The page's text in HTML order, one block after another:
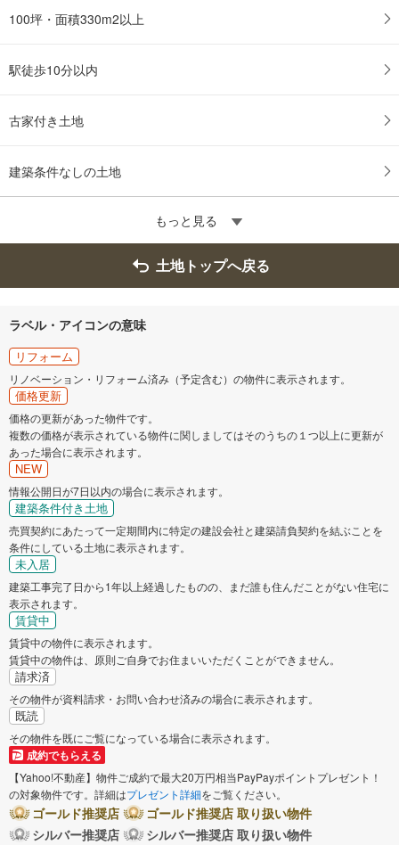
100坪・面積330m2以上
駅徒歩10分以内
古家付き土地
建築条件なしの土地
もっと見る
土地トップへ戻る
ラベル・アイコンの意味
リフォーム
リノベーション・リフォーム済み（予定含む）の物件に表示されます。
価格更新
価格の更新があった物件です。
複数の価格が表示されている物件に関しましてはそのうちの１つ以上に更新が
あった場合に表示されます。
NEW
情報公開日が7日以内の場合に表示されます。
建築条件付き土地
売買契約にあたって一定期間内に特定の建設会社と建築請負契約を結ぶことを
条件にしている土地に表示されます。
未入居
建築工事完了日から1年以上経過したものの、まだ誰も住んだことがない住宅に
表示されます。
賃貸中
賃貸中の物件に表示されます。
賃貸中の物件は、原則ご自身でお住まいいただくことができません。
請求済
その物件が資料請求・お問い合わせ済みの場合に表示されます。
既読
その物件を既にご覧になっている場合に表示されます。
成約でもらえる
【Yahoo!不動産】物件ご成約で最大20万円相当PayPayポイントプレゼント！
の対象物件です。詳細はプレゼント詳細をご覧ください。
ゴールド推奨店
ゴールド推奨店 取り扱い物件
シルバー推奨店
シルバー推奨店 取り扱い物件